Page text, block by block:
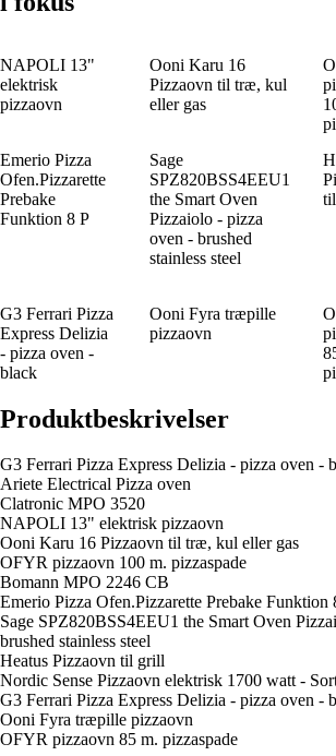
NAPOLI 13"
elektrisk
pizzaovn
Ooni Karu 16
Pizzaovn til træ, kul
eller gas
Emerio Pizza
Ofen.Pizzarette
Prebake
Funktion 8 P
Sage
SPZ820BSS4EEU1
the Smart Oven
Pizzaiolo - pizza
oven - brushed
stainless steel
G3 Ferrari Pizza
Express Delizia
- pizza oven -
black
Ooni Fyra træpille
pizzaovn
Produktbeskrivelser
G3 Ferrari Pizza Express Delizia - pizza oven -
Ariete Electrical Pizza oven
Clatronic MPO 3520
NAPOLI 13" elektrisk pizzaovn
Ooni Karu 16 Pizzaovn til træ, kul eller gas
OFYR pizzaovn 100 m. pizzaspade
Bomann MPO 2246 CB
Emerio Pizza Ofen.Pizzarette Prebake Funktion
Sage SPZ820BSS4EEU1 the Smart Oven
brushed stainless steel
Heatus Pizzaovn til grill
Nordic Sense Pizzaovn elektrisk 1700 watt -
G3 Ferrari Pizza Express Delizia - pizza oven -
Ooni Fyra træpille pizzaovn
OFYR pizzaovn 85 m. pizzaspade